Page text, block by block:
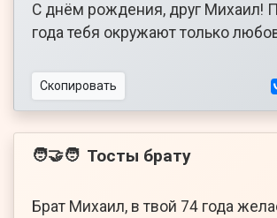
С днём рождения, друг Михаил!
года тебя окружают только
Скопировать
🧑‍🤝‍🧑 Тосты брату
Брат Михаил, в твой 74 года